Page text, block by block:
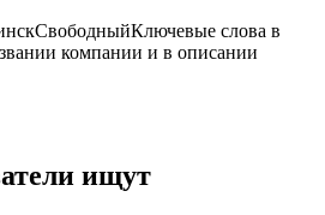
СвободныйКлючевые слова в
компании и в описании
ищут